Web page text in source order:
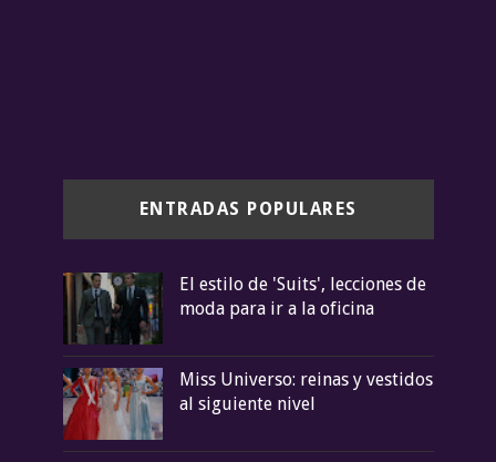
ENTRADAS POPULARES
El estilo de 'Suits', lecciones de
moda para ir a la oficina
Miss Universo: reinas y vestidos
al siguiente nivel